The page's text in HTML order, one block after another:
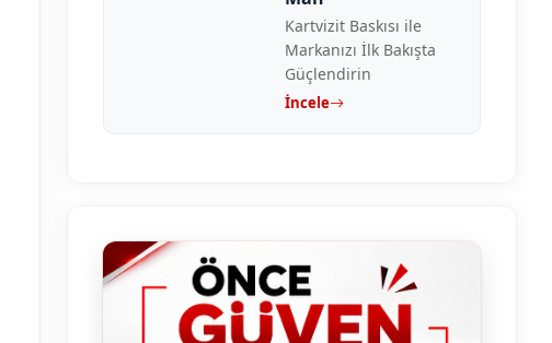
Kartvizit Baskısı ile
Markanızı İlk Bakışta
Güçlendirin
İncele